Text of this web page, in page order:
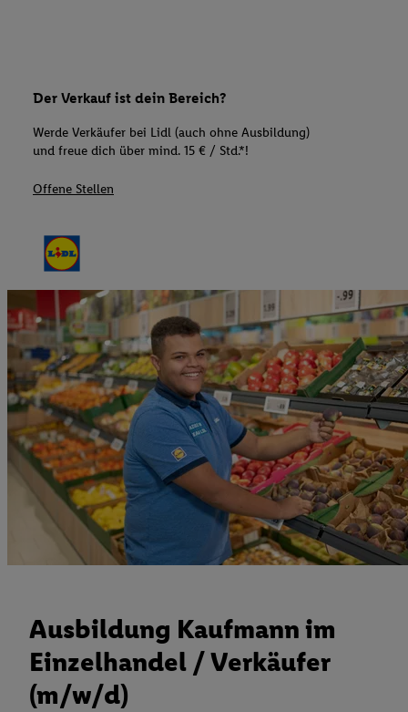
Der Verkauf ist dein Bereich?
Werde Verkäufer bei Lidl (auch ohne Ausbildung)
und freue dich über mind. 15 € / Std.*!
Offene Stellen
Ausbildung Kaufmann im
Einzelhandel / Verkäufer
(m/w/d)